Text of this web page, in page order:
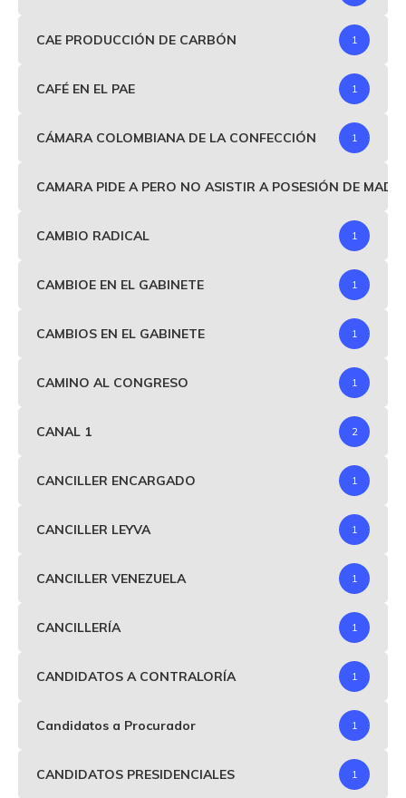
CAE PRODUCCIÓN DE CARBÓN 1
CAFÉ EN EL PAE 1
CÁMARA COLOMBIANA DE LA CONFECCIÓN 1
CAMARA PIDE A PERO NO ASISTIR A POSESIÓN DE
CAMBIO RADICAL 1
CAMBIOE EN EL GABINETE 1
CAMBIOS EN EL GABINETE 1
CAMINO AL CONGRESO 1
CANAL 1 2
CANCILLER ENCARGADO 1
CANCILLER LEYVA 1
CANCILLER VENEZUELA 1
CANCILLERÍA 1
CANDIDATOS A CONTRALORÍA 1
Candidatos a Procurador 1
CANDIDATOS PRESIDENCIALES 1